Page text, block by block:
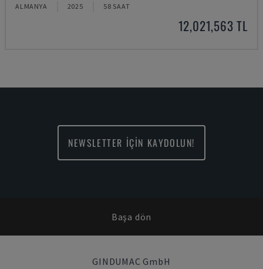
ALMANYA 2025 58 SAAT
12,021,563 TL
NEWSLETTER İÇİN KAYDOLUN!
Başa dön
GINDUMAC GmbH